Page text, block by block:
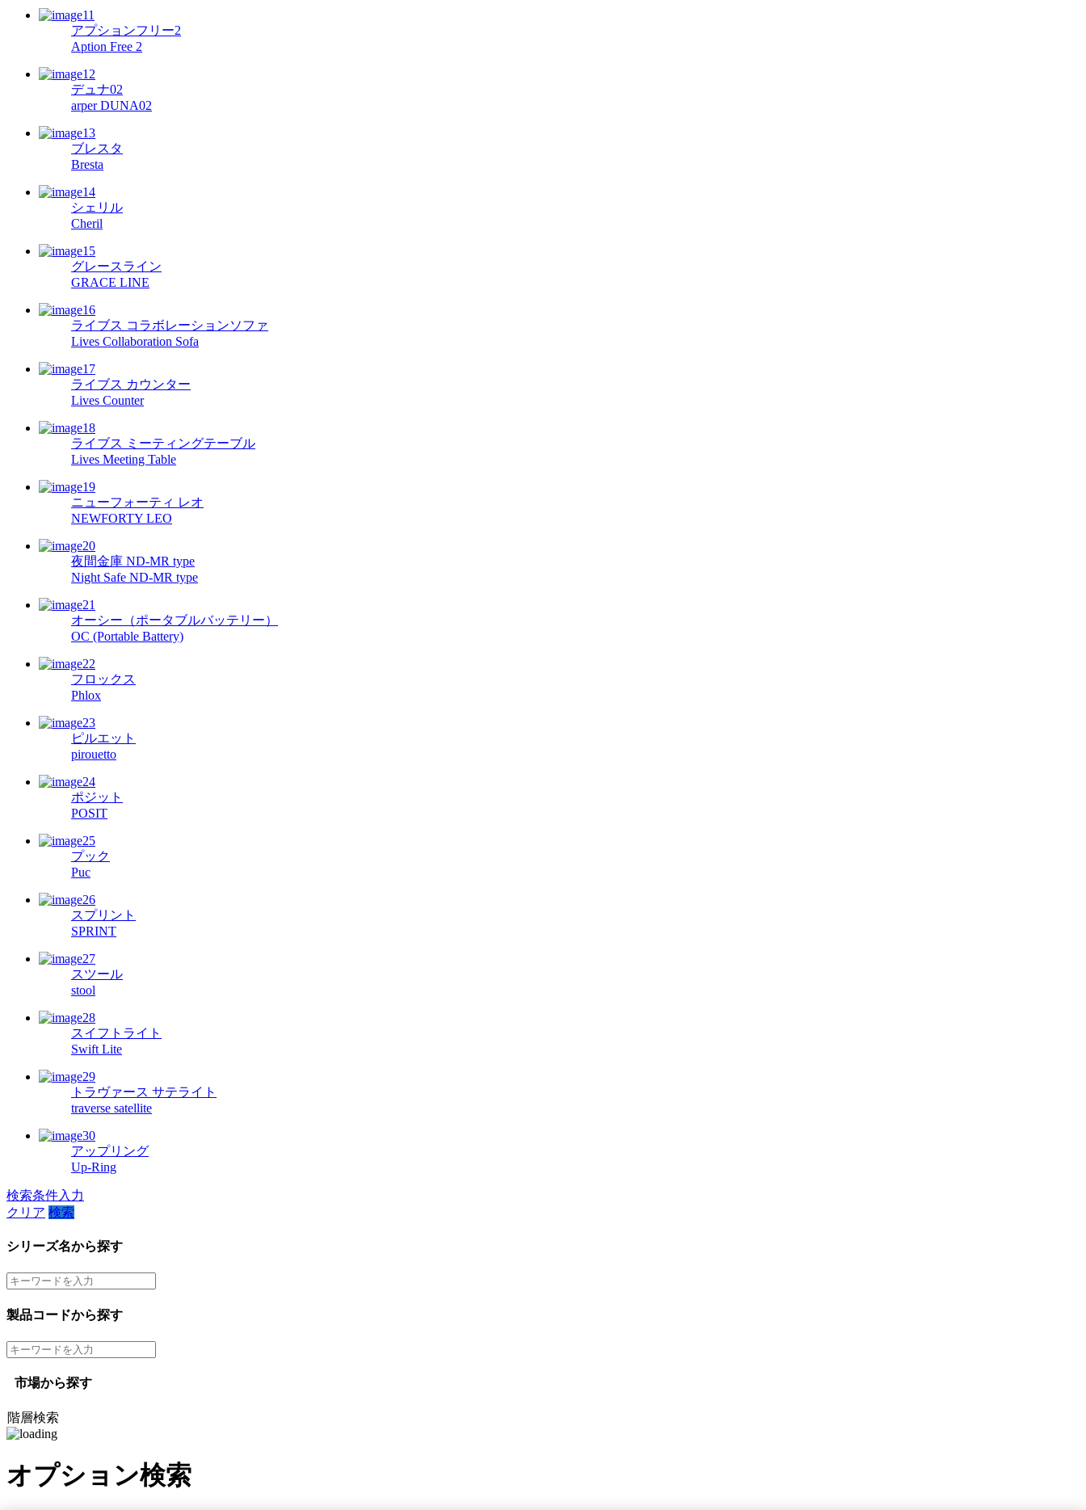
アプションフリー2
Aption Free 2
デュナ02
arper DUNA02
ブレスタ
Bresta
シェリル
Cheril
グレースライン
GRACE LINE
ライブス コラボレーションソファ
Lives Collaboration Sofa
ライブス カウンター
Lives Counter
ライブス ミーティングテーブル
Lives Meeting Table
ニューフォーティ レオ
NEWFORTY LEO
夜間金庫 ND-MR type
Night Safe ND-MR type
オーシー（ポータブルバッテリー）
OC (Portable Battery)
フロックス
Phlox
ピルエット
pirouetto
ポジット
POSIT
プック
Puc
スプリント
SPRINT
スツール
stool
スイフトライト
Swift Lite
トラヴァース サテライト
traverse satellite
アップリング
Up-Ring
検索条件入力
クリア 検索
シリーズ名から探す
製品コードから探す
市場から探す
階層検索
オプション検索